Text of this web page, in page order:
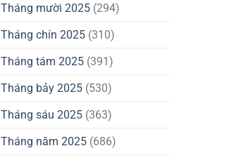
Tháng mười 2025 (294)
Tháng chín 2025 (310)
Tháng tám 2025 (391)
Tháng bảy 2025 (530)
Tháng sáu 2025 (363)
Tháng năm 2025 (686)